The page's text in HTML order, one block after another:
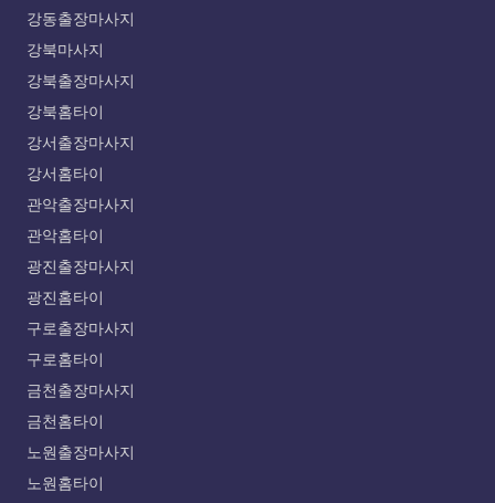
강동출장마사지
강북마사지
강북출장마사지
강북홈타이
강서출장마사지
강서홈타이
관악출장마사지
관악홈타이
광진출장마사지
광진홈타이
구로출장마사지
구로홈타이
금천출장마사지
금천홈타이
노원출장마사지
노원홈타이